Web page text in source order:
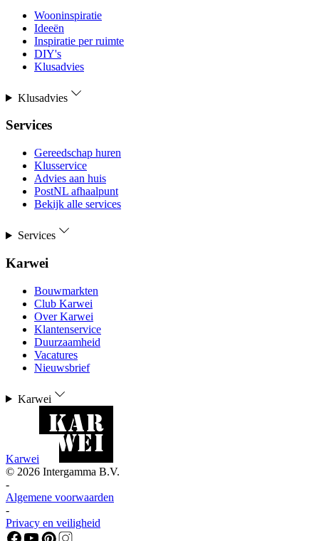
Wooninspiratie
Ideeën
Inspiratie per ruimte
DIY's
Klusadvies
Klusadvies
Services
Gereedschap huren
Klusservice
Advies aan huis
PostNL afhaalpunt
Bekijk alle services
Services
Karwei
Bouwmarkten
Club Karwei
Over Karwei
Klantenservice
Duurzaamheid
Vacatures
Nieuwsbrief
Karwei
Karwei
© 2026 Intergamma B.V.
-
Algemene voorwaarden
-
Privacy en veiligheid